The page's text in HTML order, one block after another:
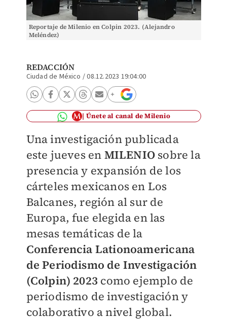
Reportaje de Milenio en Colpin 2023. (Alejandro
Meléndez)
REDACCIÓN
Ciudad de México /08.12.2023 19:04:00
Únete al canal de Milenio
Una investigación publicada
este jueves en MILENIOsobre la
presencia y expansión de los
cárteles mexicanos en Los
Balcanes, región al sur de
Europa, fue elegida en las
mesas temáticas de la
Conferencia Lationoamericana
de Periodismo de Investigación
(Colpin) 2023 como ejemplo de
periodismo de investigación y
colaborativo a nivel global.